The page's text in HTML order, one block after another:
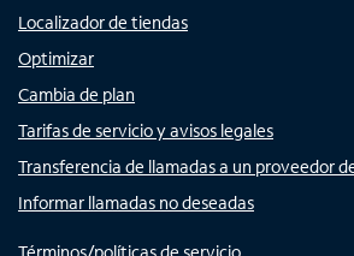
Localizador de tiendas
Optimizar
Cambia de plan
Tarifas de servicio y avisos legales
Transferencia de llamadas a un proveedor
Informar llamadas no deseadas